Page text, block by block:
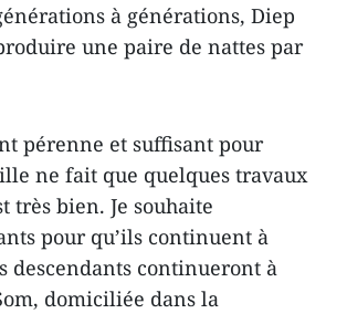
à générations, Diep
une paire de nattes par
pérenne et suffisant pour
ne fait que quelques travaux
très bien. Je souhaite
pour qu’ils continuent à
descendants continueront à
domiciliée dans la